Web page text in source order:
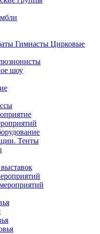
Гимнасты Цирковые
шоу
Тенты